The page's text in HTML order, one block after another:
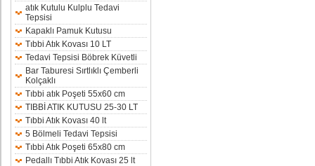
atık Kutulu Kulplu Tedavi
Tepsisi
Kapaklı Pamuk Kutusu
Tıbbi Atık Kovası 10 LT
Tedavi Tepsisi Böbrek Küvetli
Bar Taburesi Sırtlıklı Çemberli
Kolçaklı
Tıbbi atık Poşeti 55x60 cm
TIBBİ ATIK KUTUSU 25-30 LT
Tıbbi Atık Kovası 40 lt
5 Bölmeli Tedavi Tepsisi
Tıbbi Atık Poşeti 65x80 cm
Pedallı Tıbbi Atık Kovası 25 lt